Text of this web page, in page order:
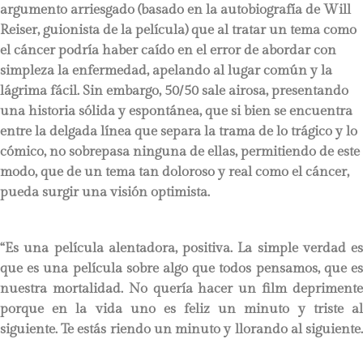
argumento arriesgado (basado en la autobiografía de Will
Reiser, guionista de la película) que al tratar un tema como
el cáncer podría haber caído en el error de abordar con
simpleza la enfermedad, apelando al lugar común y la
lágrima fácil. Sin embargo, 50/50 sale airosa, presentando
una historia sólida y espontánea, que si bien se encuentra
entre la delgada línea que separa la trama de lo trágico y lo
cómico, no sobrepasa ninguna de ellas, permitiendo de este
modo, que de un tema tan doloroso y real como el cáncer,
pueda surgir una visión optimista.
“Es una película alentadora, positiva. La simple verdad es
que es una película sobre algo que todos pensamos, que es
nuestra mortalidad. No quería hacer un film deprimente
porque en la vida uno es feliz un minuto y triste al
siguiente. Te estás riendo un minuto y llorando al siguiente.